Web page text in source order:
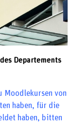
Departements
Moodlekursen von
haben, für die
haben, bitten